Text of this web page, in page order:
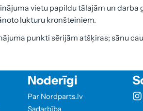
vietu papildu tālajām un darba
lukturu kronšteiniem.
punkti sērijām atšķiras; sānu
Noderīgi
Par Nordparts.lv
Sadarbība